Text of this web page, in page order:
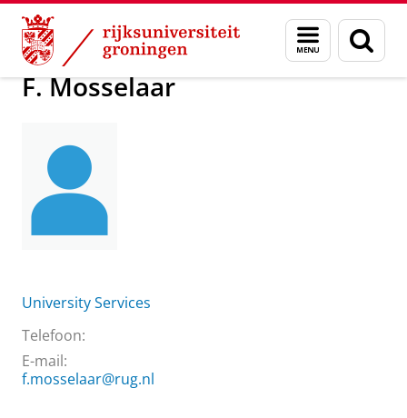
Skip
Content
Skip
Navigation
Menu
en
zoeken
Over ons F. Mosselaar
F. Mosselaar
University Services
Telefoon:
E-mail:
f.mosselaar@rug.nl